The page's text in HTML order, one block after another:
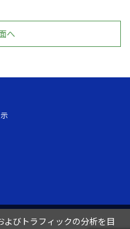
びトラフィックの分析を目